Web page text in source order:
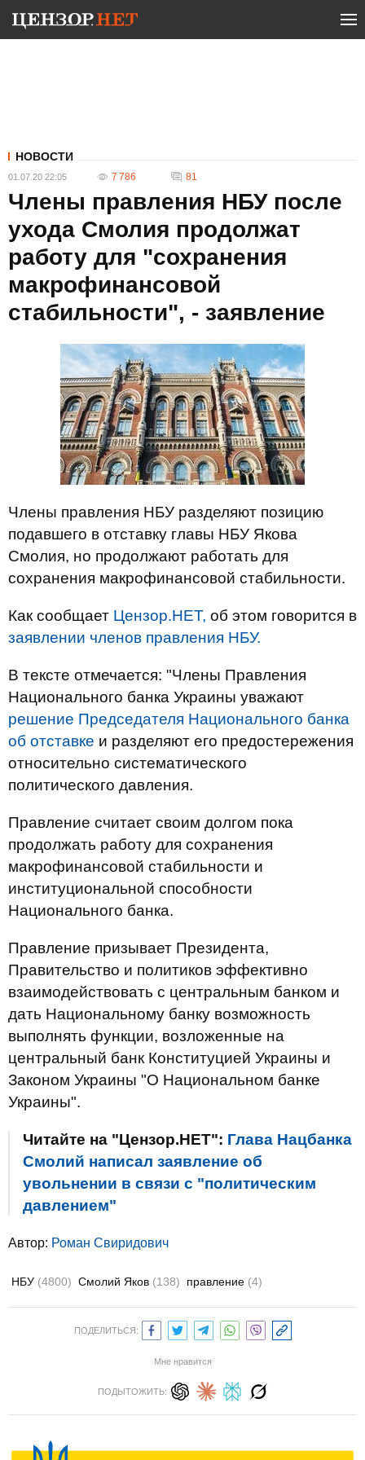
НОВОСТИ
01.07.20 22:05 7 786 81
Члены правления НБУ после
ухода Смолия продолжат
работу для "сохранения
макрофинансовой
стабильности", - заявление
Члены правления НБУ разделяют позицию
подавшего в отставку главы НБУ Якова
Смолия, но продолжают работать для
сохранения макрофинансовой стабильности.
Как сообщает Цензор.НЕТ, об этом говорится в
заявлении членов правления НБУ.
В тексте отмечается: "Члены Правления
Национального банка Украины уважают
решение Председателя Национального банка
об отставке и разделяют его предостережения
относительно систематического
политического давления.
Правление считает своим долгом пока
продолжать работу для сохранения
макрофинансовой стабильности и
институциональной способности
Национального банка.
Правление призывает Президента,
Правительство и политиков эффективно
взаимодействовать с центральным банком и
дать Национальному банку возможность
выполнять функции, возложенные на
центральный банк Конституцией Украины и
Законом Украины "О Национальном банке
Украины".
Читайте на "Цензор.НЕТ": Глава Нацбанка
Смолий написал заявление об
увольнении в связи с "политическим
давлением"
Автор: Роман Свиридович
НБУ (4800) Смолий Яков (138) правление (4)
ПОДЕЛИТЬСЯ:
Мне нравится
ПОДЫТОЖИТЬ: